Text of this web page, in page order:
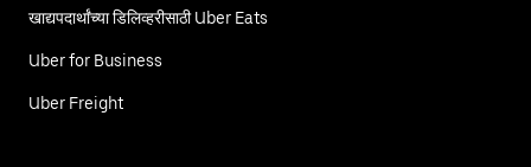
खाद्यपदार्थांच्या डिलिव्हरीसाठी Uber Eats
Uber for Business
Uber Freight